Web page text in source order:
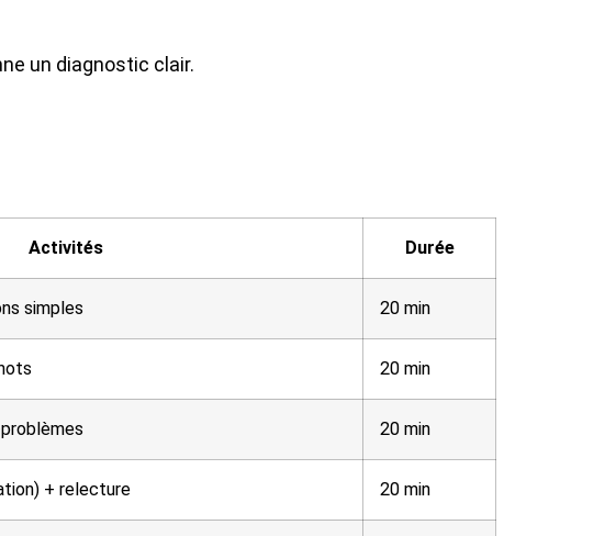
un diagnostic clair.
Activités Durée
simples 20 min
20 min
20 min
+ relecture 20 min